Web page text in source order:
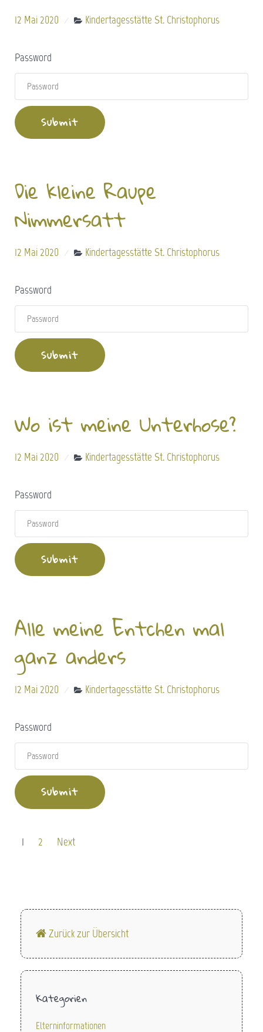
12 Mai 2020 Kindertagesstätte St. Christophorus
Password
Die kleine Raupe
Nimmersatt
12 Mai 2020 Kindertagesstätte St. Christophorus
Password
Wo ist meine Unterhose?
12 Mai 2020 Kindertagesstätte St. Christophorus
Password
Alle meine Entchen mal
ganz anders
12 Mai 2020 Kindertagesstätte St. Christophorus
Password
1 2 Next
Zurück zur Übersicht
Kategorien
Elterninformationen